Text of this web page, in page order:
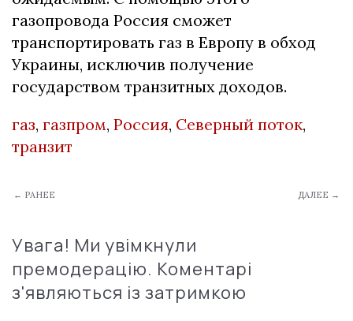
газопровода Россия сможет
транспортировать газ в Европу в обход
Украины, исключив получение
государством транзитных доходов.
газ, газпром, Россия, Северный поток,
транзит
← РАНЕЕ ДАЛЕЕ →
Увага! Ми увімкнули
премодерацію. Коментарі
з'являються із затримкою